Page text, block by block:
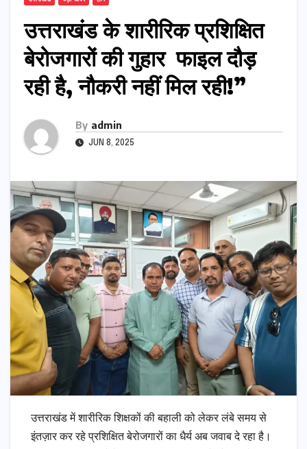
उत्तराखंड के शारीरिक प्रशिक्षित
बेरोजगारों की गुहार फाइल दौड़
रही है, नौकरी नहीं मिल रही!”
By admin
JUN 8, 2025
उत्तराखंड में शारीरिक शिक्षकों की बहाली को लेकर लंबे समय से
इंतज़ार कर रहे प्रशिक्षित बेरोजगारों का धैर्य अब जवाब दे रहा है।